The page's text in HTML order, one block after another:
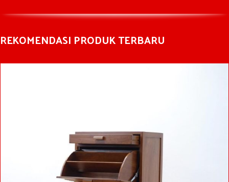
REKOMENDASI PRODUK TERBARU